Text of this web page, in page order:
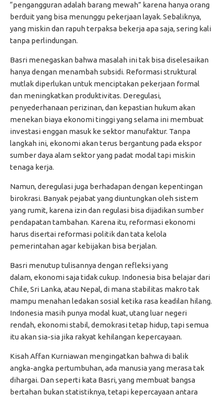
“pengangguran adalah barang mewah” karena hanya orang
berduit yang bisa menunggu pekerjaan layak. Sebaliknya,
yang miskin dan rapuh terpaksa bekerja apa saja, sering kali
tanpa perlindungan.
Basri menegaskan bahwa masalah ini tak bisa diselesaikan
hanya dengan menambah subsidi. Reformasi struktural
mutlak diperlukan untuk menciptakan pekerjaan formal
dan meningkatkan produktivitas. Deregulasi,
penyederhanaan perizinan, dan kepastian hukum akan
menekan biaya ekonomi tinggi yang selama ini membuat
investasi enggan masuk ke sektor manufaktur. Tanpa
langkah ini, ekonomi akan terus bergantung pada ekspor
sumber daya alam sektor yang padat modal tapi miskin
tenaga kerja.
Namun, deregulasi juga berhadapan dengan kepentingan
birokrasi. Banyak pejabat yang diuntungkan oleh sistem
yang rumit, karena izin dan regulasi bisa dijadikan sumber
pendapatan tambahan. Karena itu, reformasi ekonomi
harus disertai reformasi politik dan tata kelola
pemerintahan agar kebijakan bisa berjalan.
Basri menutup tulisannya dengan refleksi yang
dalam, ekonomi saja tidak cukup. Indonesia bisa belajar dari
Chile, Sri Lanka, atau Nepal, di mana stabilitas makro tak
mampu menahan ledakan sosial ketika rasa keadilan hilang.
Indonesia masih punya modal kuat, utang luar negeri
rendah, ekonomi stabil, demokrasi tetap hidup, tapi semua
itu akan sia-sia jika rakyat kehilangan kepercayaan.
Kisah Affan Kurniawan mengingatkan bahwa di balik
angka-angka pertumbuhan, ada manusia yang merasa tak
dihargai. Dan seperti kata Basri, yang membuat bangsa
bertahan bukan statistiknya, tetapi kepercayaan antara